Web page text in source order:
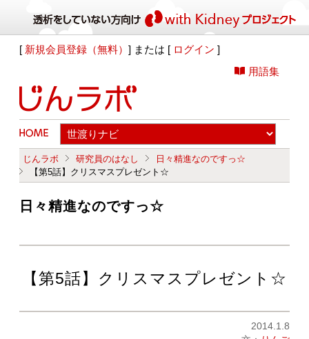
[ 新規会員登録（無料）] または [ ログイン ]
用語集
じんラボ 研究員のはなし
日々精進なのですっ☆
【第5話】クリスマスプレゼント☆
日々精進なのですっ☆
【第5話】クリスマスプレゼント☆
2014.1.8